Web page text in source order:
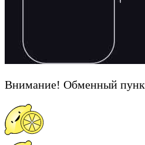
Внимание! Обменный